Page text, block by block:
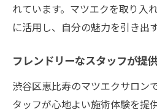
れています。マツエクを取り入
に活用し、自分の魅力を引き出
フレンドリーなスタッフが提
渋谷区恵比寿のマツエクサロン
タッフが心地よい施術体験を提